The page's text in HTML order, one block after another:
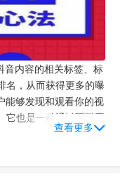
音内容的相关标签、标
名，从而获得更多的曝
能够发现和观看你的视
也是一种通过互联网
查看更多